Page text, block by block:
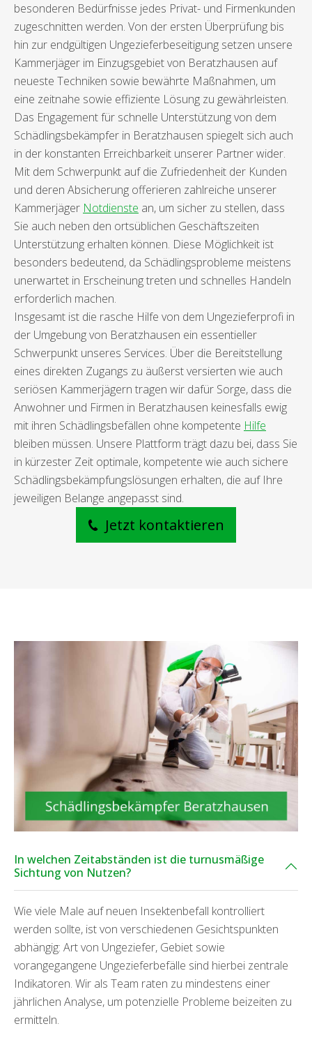
besonderen Bedürfnisse jedes Privat- und Firmenkunden
zugeschnitten werden. Von der ersten Überprüfung bis
hin zur endgültigen Ungezieferbeseitigung setzen unsere
Kammerjäger im Einzugsgebiet von Beratzhausen auf
neueste Techniken sowie bewährte Maßnahmen, um
eine zeitnahe sowie effiziente Lösung zu gewährleisten.
Das Engagement für schnelle Unterstützung von dem
Schädlingsbekämpfer in Beratzhausen spiegelt sich auch
in der konstanten Erreichbarkeit unserer Partner wider.
Mit dem Schwerpunkt auf die Zufriedenheit der Kunden
und deren Absicherung offerieren zahlreiche unserer
Kammerjäger Notdienste an, um sicher zu stellen, dass
Sie auch neben den ortsüblichen Geschäftszeiten
Unterstützung erhalten können. Diese Möglichkeit ist
besonders bedeutend, da Schädlingsprobleme meistens
unerwartet in Erscheinung treten und schnelles Handeln
erforderlich machen.
Insgesamt ist die rasche Hilfe von dem Ungezieferprofi in
der Umgebung von Beratzhausen ein essentieller
Schwerpunkt unseres Services. Über die Bereitstellung
eines direkten Zugangs zu äußerst versierten wie auch
seriösen Kammerjägern tragen wir dafür Sorge, dass die
Anwohner und Firmen in Beratzhausen keinesfalls ewig
mit ihren Schädlingsbefällen ohne kompetente Hilfe
bleiben müssen. Unsere Plattform trägt dazu bei, dass Sie
in kürzester Zeit optimale, kompetente wie auch sichere
Schädlingsbekämpfungslösungen erhalten, die auf Ihre
jeweiligen Belange angepasst sind.
Jetzt kontaktieren
In welchen Zeitabständen ist die turnusmäßige
Sichtung von Nutzen?
Wie viele Male auf neuen Insektenbefall kontrolliert
werden sollte, ist von verschiedenen Gesichtspunkten
abhängig: Art von Ungeziefer, Gebiet sowie
vorangegangene Ungezieferbefälle sind hierbei zentrale
Indikatoren. Wir als Team raten zu mindestens einer
jährlichen Analyse, um potenzielle Probleme beizeiten zu
ermitteln.